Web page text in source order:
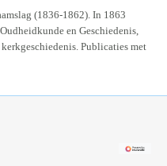
(1836-1862). In 1863
en Geschiedenis,
Publicaties met